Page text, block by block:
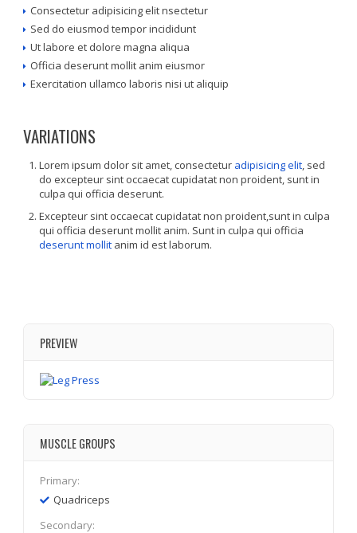
Consectetur adipisicing elit nsectetur
Sed do eiusmod tempor incididunt
Ut labore et dolore magna aliqua
Officia deserunt mollit anim eiusmor
Exercitation ullamco laboris nisi ut aliquip
VARIATIONS
Lorem ipsum dolor sit amet, consectetur adipisicing elit, sed
do excepteur sint occaecat cupidatat non proident, sunt in
culpa qui officia deserunt.
Excepteur sint occaecat cupidatat non proident,sunt in culpa
qui officia deserunt mollit anim. Sunt in culpa qui officia
deserunt mollit anim id est laborum.
PREVIEW
MUSCLE GROUPS
Primary:
Quadriceps
Secondary: